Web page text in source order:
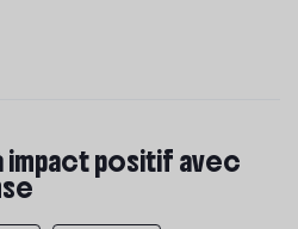
impact positif avec